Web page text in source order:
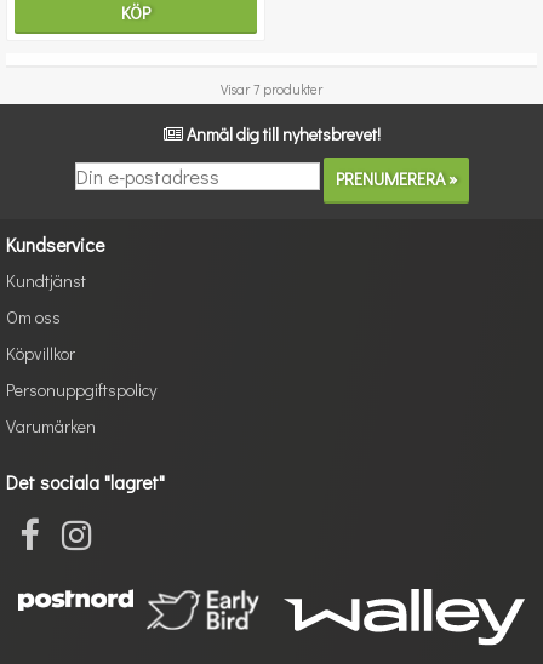
KÖP
Visar 7 produkter
Anmäl dig till nyhetsbrevet!
Kundservice
Kundtjänst
Om oss
Köpvillkor
Personuppgiftspolicy
Varumärken
Det sociala "lagret"